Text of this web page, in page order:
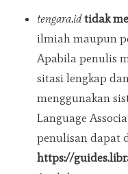
tengara.id tidak
ilmiah maupun
Apabila penulis
sitasi lengkap
menggunakan
Language
penulisan dapat
https://